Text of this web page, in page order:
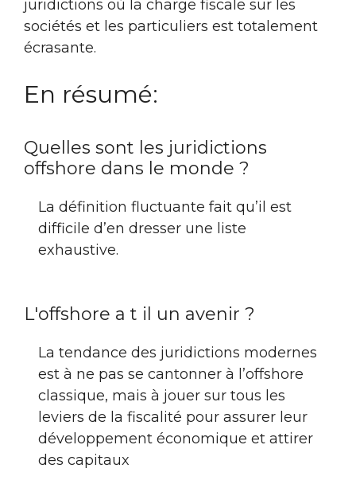
juridictions où la charge fiscale sur les
sociétés et les particuliers est totalement
écrasante.
En résumé:
Quelles sont les juridictions
offshore dans le monde ?
La définition fluctuante fait qu’il est
difficile d’en dresser une liste
exhaustive.
L'offshore a t il un avenir ?
La tendance des juridictions modernes
est à ne pas se cantonner à l’offshore
classique, mais à jouer sur tous les
leviers de la fiscalité pour assurer leur
développement économique et attirer
des capitaux